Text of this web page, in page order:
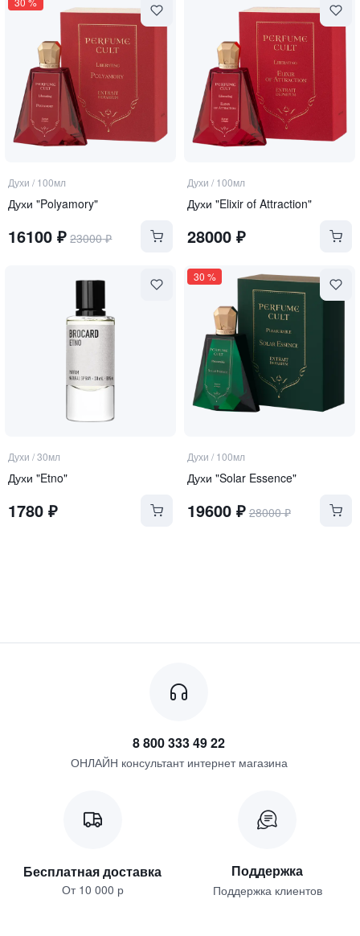
Духи / 100мл
Духи "Polyamory"
16100 ₽ 23000₽
Духи / 100мл
Духи "Elixir of Attraction"
28000₽
Духи /30мл
Духи "Etno"
1780 ₽
30 %
Духи / 100мл
Духи "Solar Essence"
19600₽ 28000₽
8 800 333 49 22
ОНЛАЙН консультант интернет магазина
Бесплатная доставка
От 10 000 р
Поддержка
Поддержка клиентов